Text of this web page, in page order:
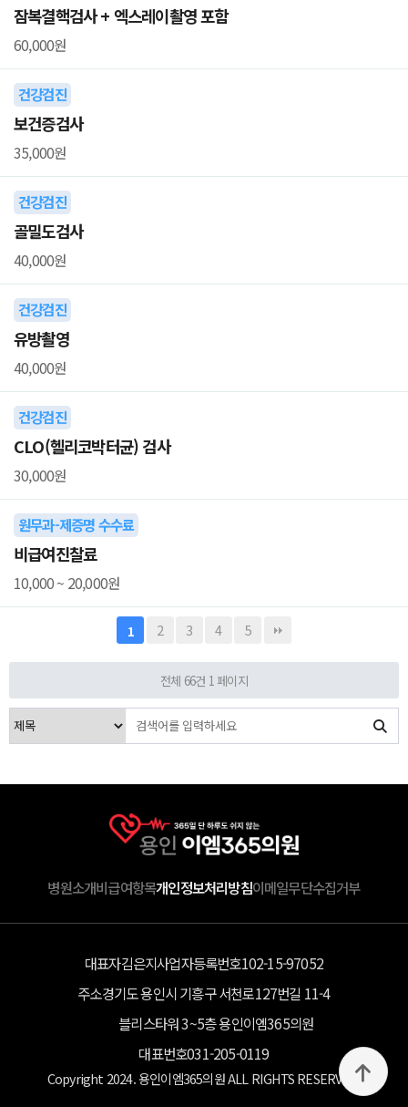
잠복결핵검사 + 엑스레이촬영 포함
60,000원
건강검진
보건증검사
35,000원
건강검진
골밀도검사
40,000원
건강검진
유방촬영
40,000원
건강검진
CLO(헬리코박터균) 검사
30,000원
원무과-제증명 수수료
비급여진찰료
10,000 ~ 20,000원
1 2 3 4 5
전체 66건 1 페이지
병원소개비급여항목개인정보처리방침이메일무단수집거부
대표자김은지사업자등록번호102-15-97052
주소경기도 용인시 기흥구 서천로127번길 11-4
블리스타워 3~5층 용인이엠365의원
대표번호031-205-0119
Copyright 2024. 용인이엠365의원 ALL RIGHTS RESERVED.